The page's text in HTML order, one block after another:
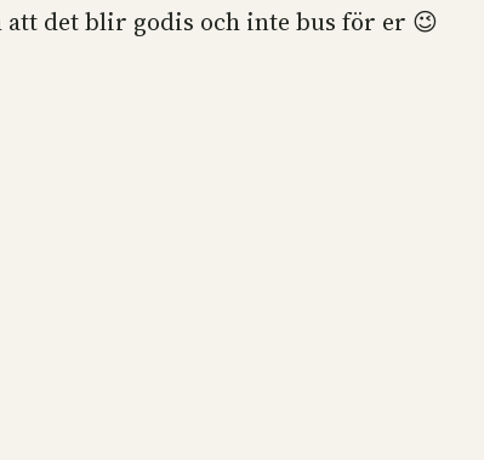
det blir godis och inte bus för er 😉